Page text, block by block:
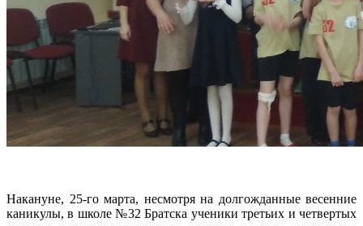
Накануне, 25-го марта, несмотря на долгожданные весенние
каникулы, в школе №32 Братска ученики третьих и четвертых